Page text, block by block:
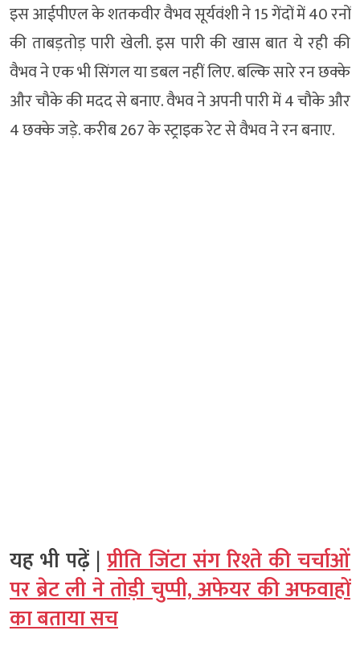
इस आईपीएल के शतकवीर वैभव सूर्यवंशी ने 15 गेंदों में 40 रनों
की ताबड़तोड़ पारी खेली. इस पारी की खास बात ये रही की
वैभव ने एक भी सिंगल या डबल नहीं लिए. बल्कि सारे रन छक्के
और चौके की मदद से बनाए. वैभव ने अपनी पारी में 4 चौके और
4 छक्के जड़े. करीब 267 के स्ट्राइक रेट से वैभव ने रन बनाए.
यह भी पढ़ें |प्रीति जिंटा संग रिश्ते की चर्चाओं
पर ब्रेट ली ने तोड़ी चुप्पी, अफेयर की अफवाहों
का बताया सच